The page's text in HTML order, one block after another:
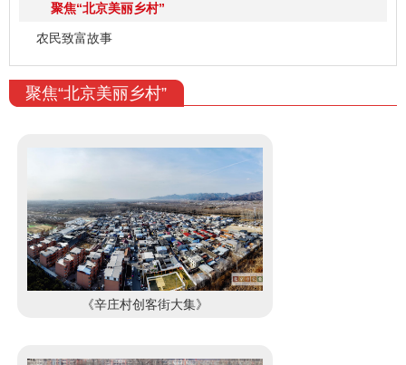
聚焦“北京美丽乡村”
农民致富故事
聚焦“北京美丽乡村”
《辛庄村创客街大集》